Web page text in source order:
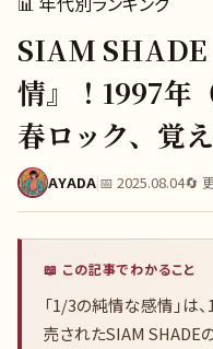
SIAM SHADE
情』！1997年
春ロック、覚
AYADA|📅 2025.08.04🔄
📖 この記事でわかること
「1/3の純情な感情」は
売されたSIAM SHADE